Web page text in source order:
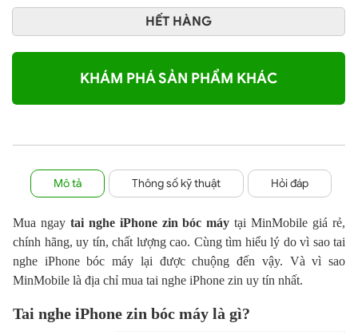
HẾT HÀNG
KHÁM PHÁ SẢN PHẨM KHÁC
Mô tả Thông số kỹ thuật Hỏi đáp
Mua ngay tai nghe iPhone zin bóc máy tại MinMobile giá rẻ,
chính hãng, uy tín, chất lượng cao. Cùng tìm hiểu lý do vì sao tai
nghe iPhone bóc máy lại được chuộng đến vậy. Và vì sao
MinMobile là địa chỉ mua tai nghe iPhone zin uy tín nhất.
Tai nghe iPhone zin bóc máy là gì?